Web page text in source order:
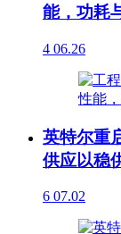
能，功耗
4 06.26
英特尔重
供应以稳
6 07.02